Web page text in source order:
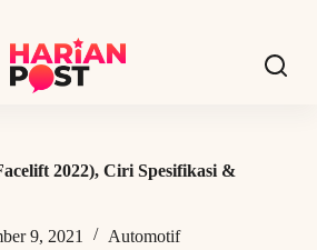
2022), Ciri Spesifikasi &
9, 2021 Automotif